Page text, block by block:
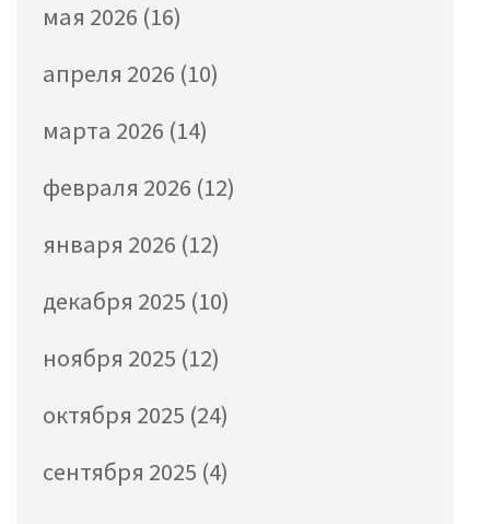
мая 2026 (16)
апреля 2026 (10)
марта 2026 (14)
февраля 2026 (12)
января 2026 (12)
декабря 2025 (10)
ноября 2025 (12)
октября 2025 (24)
сентября 2025 (4)